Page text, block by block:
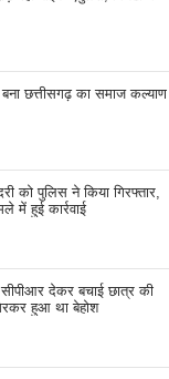
छत्तीसगढ़ का समाज कल्याण
को पुलिस ने किया गिरफ्तार,
में हुई कार्रवाई
सीपीआर देकर बचाई छात्र की
हुआ था बेहोश